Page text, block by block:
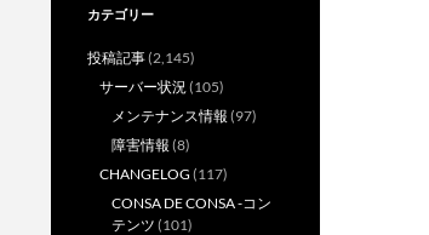
カテゴリー
投稿記事(2,145)
サーバー状況(105)
メンテナンス情報 (97)
障害情報 (8)
CHANGELOG (117)
CONSA DE CONSA -コン
テンツ (101)